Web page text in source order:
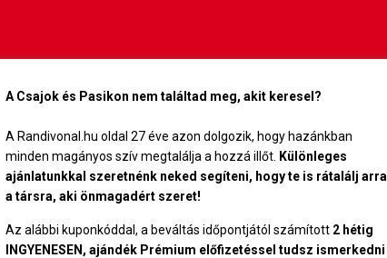
A Csajok és Pasikon nem találtad meg, akit keresel?
A Randivonal.hu oldal 27 éve azon dolgozik, hogy hazánkban
minden magányos szív megtalálja a hozzá illőt. Különleges
ajánlatunkkal szeretnénk neked segíteni, hogy te is rátalálj arra
a társra, aki önmagadért szeret!
Az alábbi kuponkóddal, a beváltás időpontjától számított 2 hétig
INGYENESEN, ajándék Prémium előfizetéssel tudsz ismerkedni